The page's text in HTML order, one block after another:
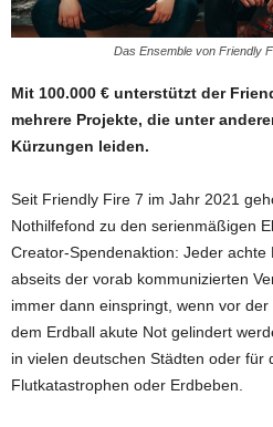
Das Ensemble von Friendly
Mit 100.000 € unterstützt der
mehrere Projekte, die unter
Kürzungen leiden.
Seit Friendly Fire 7 im Jahr 2021
Nothilfefond zu den serienmäßigen
Creator-Spendenaktion: Jeder
abseits der vorab kommunizierten
immer dann einspringt, wenn vor
dem Erdball akute Not gelindert
in vielen deutschen Städten oder für
Flutkatastrophen oder Erdbeben.